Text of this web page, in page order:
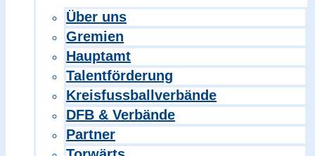
Über uns
Gremien
Hauptamt
Talentförderung
Kreisfussballverbände
DFB & Verbände
Partner